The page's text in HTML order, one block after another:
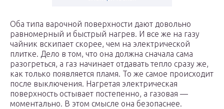
Оба типа варочной поверхности дают довольно
равномерный и быстрый нагрев. И все же на газу
чайник вскипает скорее, чем на электрической
плитке. Дело в том, что она должна сначала сама
разогреться, а газ начинает отдавать тепло сразу же,
как только появляется пламя. То же самое происходит
после выключения. Нагретая электрическая
поверхность остывает постепенно, а газовая —
моментально. В этом смысле она безопаснее.